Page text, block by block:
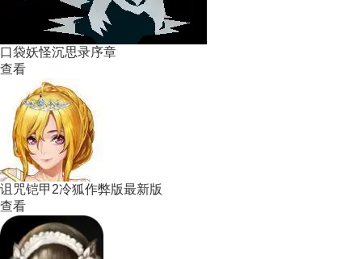
口袋妖怪沉思录序章
查看
诅咒铠甲2冷狐作弊版最新版
查看